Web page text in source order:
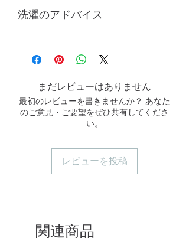
定されており、1～3cmの誤差が生じ
の画面設定により多少異なる場合があ
りますので、実際の商品の色をご参照
洗濯のアドバイス
色と淡色の衣類を分けて洗濯してく
ださい。
長時間の浸け置きは避けてくださ
い。
洗濯機で洗う場合は、洗濯ネットを
使用し、中〜低速の回転設定で洗っ
手洗いすると、より長く使用できま
まだレビューはありません
最初のレビューを書きませんか？ あなた
のご意見・ご要望をぜひ共有してくださ
い。
レビューを投稿
関連商品